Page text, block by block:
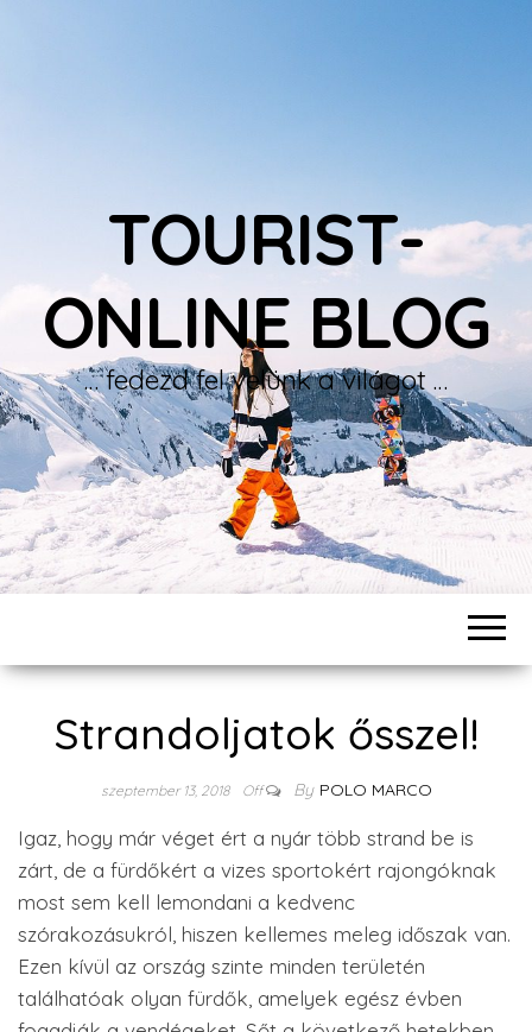
TOURIST-
ONLINE BLOG
… fedezd fel velünk a világot …
Strandoljatok ősszel!
szeptember 13, 2018 Off By POLO MARCO
Igaz, hogy már véget ért a nyár több strand be is
zárt, de a fürdőkért a vizes sportokért rajongóknak
most sem kell lemondani a kedvenc
szórakozásukról, hiszen kellemes meleg időszak van.
Ezen kívül az ország szinte minden területén
találhatóak olyan fürdők, amelyek egész évben